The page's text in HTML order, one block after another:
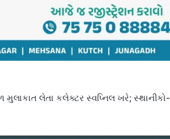
મુલાકાત લેતા કલેક્ટર સ્વપ્નિલ ખરે; સ્થાનીકો-